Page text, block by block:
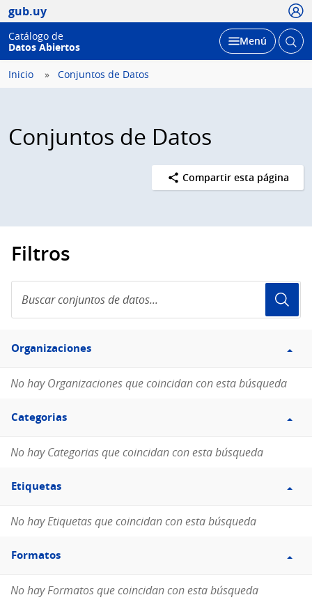
gub.uy
Catálogo de
Datos Abiertos
Desplegar
Menú Abrir
Inicio Conjuntos de Datos
Conjuntos de Datos
Compartir esta página
Filtros
conjuntos
de
Filtro
Organizaciones
Organizaciones
No hay Organizaciones que coincidan con esta búsqueda
Filtro
Categorias
Categorias
No hay Categorias que coincidan con esta búsqueda
Filtro
Etiquetas
Etiquetas
No hay Etiquetas que coincidan con esta búsqueda
Filtro
Formatos
Formatos
No hay Formatos que coincidan con esta búsqueda